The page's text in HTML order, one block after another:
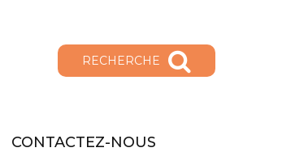
RECHERCHE
CONTACTEZ-NOUS